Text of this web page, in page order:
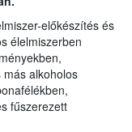
előkészítés és
élelmiszerben
alkoholos
fűszerezett